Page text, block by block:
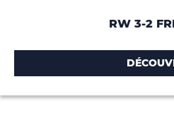
RW 3-2